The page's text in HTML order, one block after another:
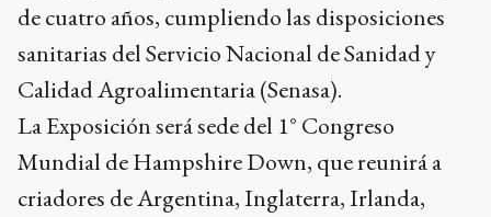
de cuatro años, cumpliendo las disposiciones
sanitarias del Servicio Nacional de Sanidad y
Calidad Agroalimentaria (Senasa).
La Exposición será sede del 1° Congreso
Mundial de Hampshire Down, que reunirá a
criadores de Argentina, Inglaterra, Irlanda,